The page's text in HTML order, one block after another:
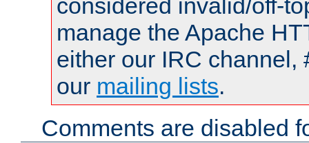
considered invalid/off-
manage the Apache
either our IRC channel,
our mailing lists.
Comments are disabled